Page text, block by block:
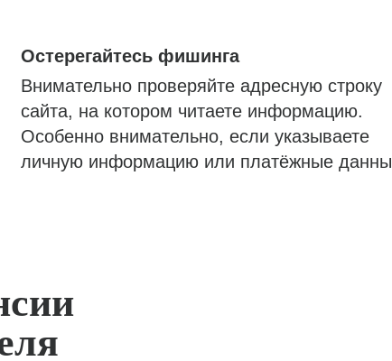
Остерегайтесь фишинга
Внимательно проверяйте адресную строку
сайта, на котором читаете информацию.
Особенно внимательно, если указываете
личную информацию или платёжные